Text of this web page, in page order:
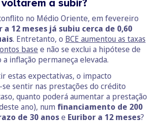
a subir?
no Médio Oriente, em fevereiro
a 12 meses já subiu cerca de 0,60
. Entretanto, o BCE aumentou as taxas
base e não se exclui a hipótese de
a inflação permaneça elevada.
estas expectativas, o impacto
sentir nas prestações do crédito
quanto poderá aumentar a prestação
ano), num financiamento de 200
de 30 anose Euribor a 12 meses?